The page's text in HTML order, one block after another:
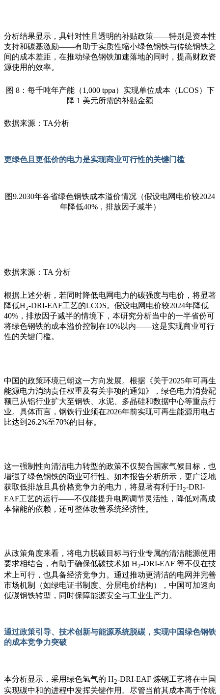
分析结果显示，具针对性且透明的补贴政策——特别是资本性
支持和碳基激励——有助于实质性缩小绿色钢铁与传统钢铁之
间的成本差距，在推动绿色钢铁加速落地的同时，提高财政资
源使用的效率。
图 8：每千吨年产能（1,000 tppa）实现单位成本（LCOS）下
降 1 美元所需的补贴金额
数据来源：TA分析
更绿色且更低价的电力是实现商业可行性的关键门槛
图9.2030年各省绿色钢铁成本溢价情况（假设电网电价较2024
年降低40%，排放因子减半）
数据来源：TA 分析
根据上述分析，若同时降低电网电力的碳强度与电价，将显著
降低H₂-DRI-EAF工艺的LCOS。假设电网电价较2024年降低
40% ，排放因子减半的情境下，本研究分析当中的一半省份可
将绿色钢铁的成本溢价控制在10%以内——这是实现商业可行
性的关键门槛。
中国的政策环境已朝这一方向发展。根据《关于2025年可再生
能源电力消纳责任权重及有关事项的通知》，绿色电力消费配
额已从铝行业扩大至钢铁、水泥、多晶硅和数据中心等重点行
业。具体而言，钢铁行业须在2026年前实现可再生能源用电占
比达到 26.2%至70%的目标。
这一强制性向清洁电力转型的政策不仅契合国家气候目标，也
增强了绿色钢铁的商业可行性。如本报告分析所示，更广泛地
获取低排放且具价格竞争力的电力，将显著有利于H2-DRI-
EAF工艺的运行——不仅能提升电网调节灵活性，降低对高成
本储能的依赖，还可整体改善系统经济性。
从政策角度来看，将电力脱碳目标与行业专属的清洁能源使用
要求相结合，有助于确保低碳技术如 H2-DRI-EAF 等不仅在技
术上可行，也具备经济竞争力。通过推动更清洁的电网并完善
市场机制（如绿电证书制度、分层电价结构），中国可加速向
低碳钢铁转型，同时保障能源安全与工业生产力。
通过政策引导、技术创新与能源系统脱碳，实现中国绿色钢铁
的成本竞争力突破
本分析显示，采用绿色氢气的 H2-DRI-EAF 炼钢工艺将在中国
实现碳中和的进程中发挥关键作用。尽管当前其成本高于传统